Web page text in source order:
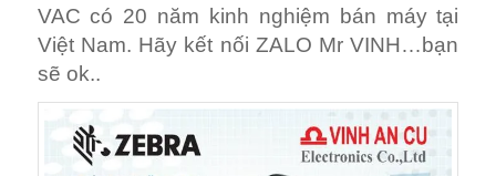
VAC có 20 năm kinh nghiệm bán máy tại
Việt Nam. Hãy kết nối ZALO Mr VINH…bạn
sẽ ok..